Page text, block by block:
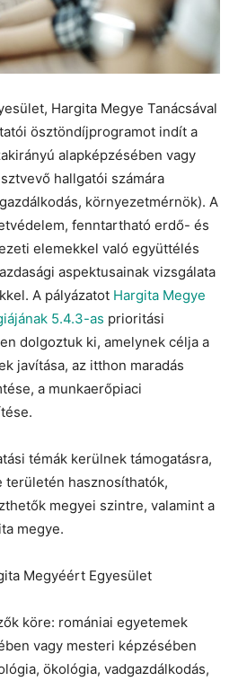
Hargita Megye Tanácsával
ösztöndíjprogramot indít a
alapképzésében vagy
hallgatói számára
környezetmérnök). A
fenntartható erdő- és
elemekkel való együttélés
aspektusainak vizsgálata
A pályázatot Hargita Megye
5.4.3-as prioritási
dolgoztuk ki, amelynek célja a
javítása, az itthon maradás
a munkaerőpiaci
témák kerülnek támogatásra,
területén hasznosíthatók,
megyei szintre, valamint a
megye.
Megyéért Egyesület
köre: romániai egyetemek
vagy mesteri képzésében
ökológia, vadgazdálkodás,